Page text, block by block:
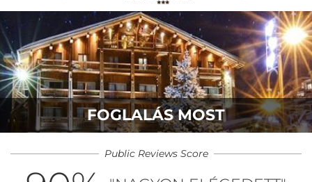
FOGLALÁS MOST
Public Reviews Score